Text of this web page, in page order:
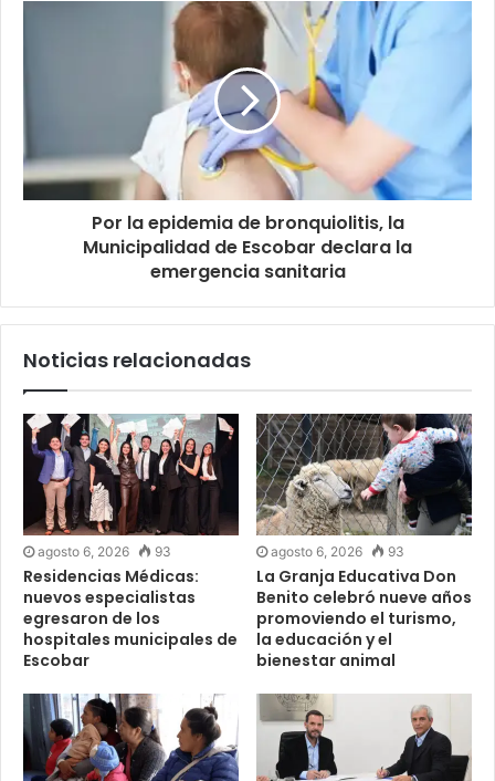
Por la epidemia de bronquiolitis, la
Municipalidad de Escobar declara la
emergencia sanitaria
Noticias relacionadas
agosto 6, 2026 93
Residencias Médicas:
nuevos especialistas
egresaron de los
hospitales municipales de
Escobar
agosto 6, 2026 93
La Granja Educativa Don
Benito celebró nueve años
promoviendo el turismo,
la educación y el
bienestar animal